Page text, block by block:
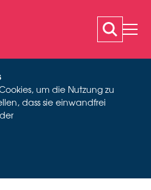
um die Nutzung zu
dass sie einwandfrei
DIALOG:
FÜR
UND
Bestand La Rose des Vents, A-